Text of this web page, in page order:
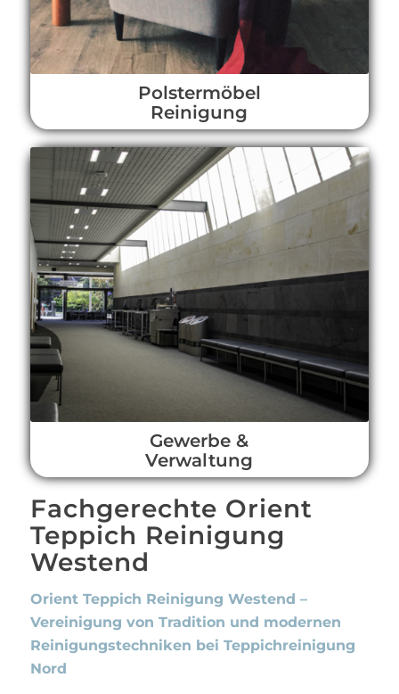
Polstermöbel
Reinigung
Gewerbe &
Verwaltung
Fachgerechte Orient
Teppich Reinigung
Westend
Orient Teppich Reinigung Westend –
Vereinigung von Tradition und modernen
Reinigungstechniken bei Teppichreinigung
Nord